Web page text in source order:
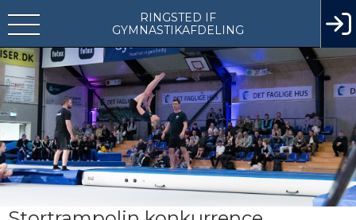
RINGSTED IF
GYMNASTIKAFDELING